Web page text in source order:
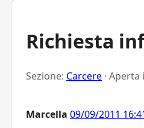
Richiesta
Sezione: Carcere · Aperta
Marcella 09/09/2011